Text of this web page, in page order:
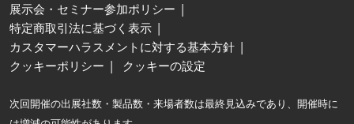
展示会・セミナー参加ポリシー
特定商取引法に基づく表示
カスタマーハラスメントに対する基本方針
クッキーポリシー
クッキーの設定
次回開催の出展社数・製品数・来場者数は最終見込みであり、開催時に